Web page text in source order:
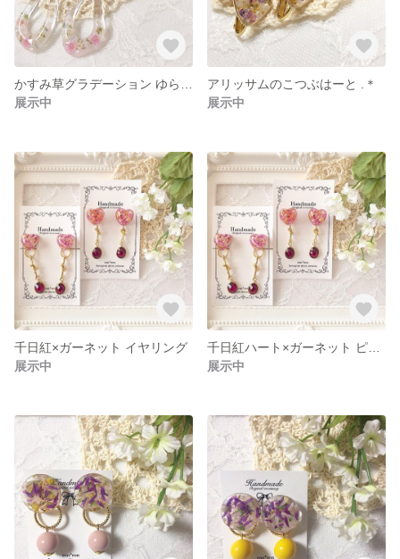
展示中
アリッサムのこつぶはーと .＊
展示中
千日紅×ガーネット イヤリング
展示中
展示中